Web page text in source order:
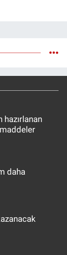
hazırlanan
daha